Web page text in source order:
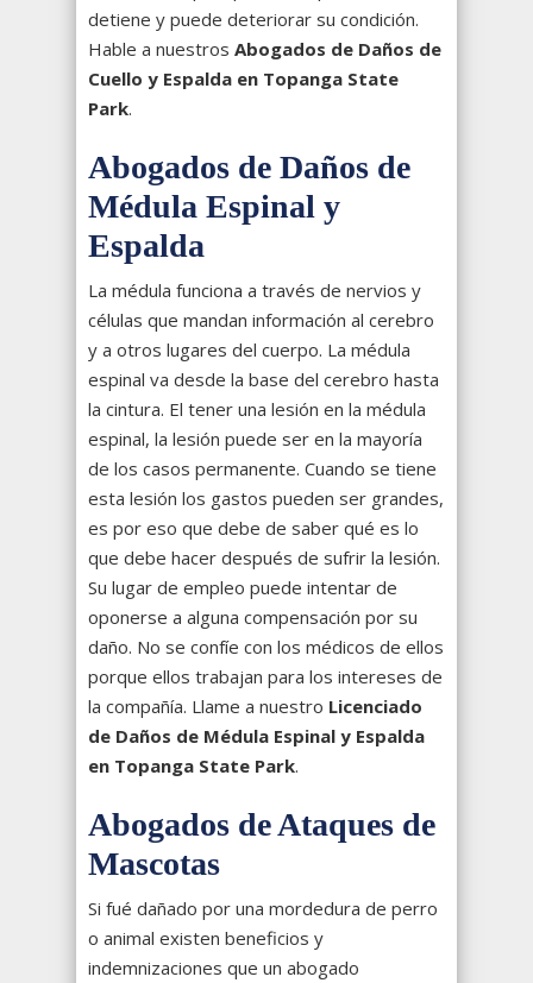
detiene y puede deteriorar su condición.
Hable a nuestros Abogados de Daños de
Cuello y Espalda en Topanga State
Park.
Abogados de Daños de
Médula Espinal y
Espalda
La médula funciona a través de nervios y
células que mandan información al cerebro
y a otros lugares del cuerpo. La médula
espinal va desde la base del cerebro hasta
la cintura. El tener una lesión en la médula
espinal, la lesión puede ser en la mayoría
de los casos permanente. Cuando se tiene
esta lesión los gastos pueden ser grandes,
es por eso que debe de saber qué es lo
que debe hacer después de sufrir la lesión.
Su lugar de empleo puede intentar de
oponerse a alguna compensación por su
daño. No se confíe con los médicos de ellos
porque ellos trabajan para los intereses de
la compañía. Llame a nuestro Licenciado
de Daños de Médula Espinal y Espalda
en Topanga State Park.
Abogados de Ataques de
Mascotas
Si fué dañado por una mordedura de perro
o animal existen beneficios y
indemnizaciones que un abogado